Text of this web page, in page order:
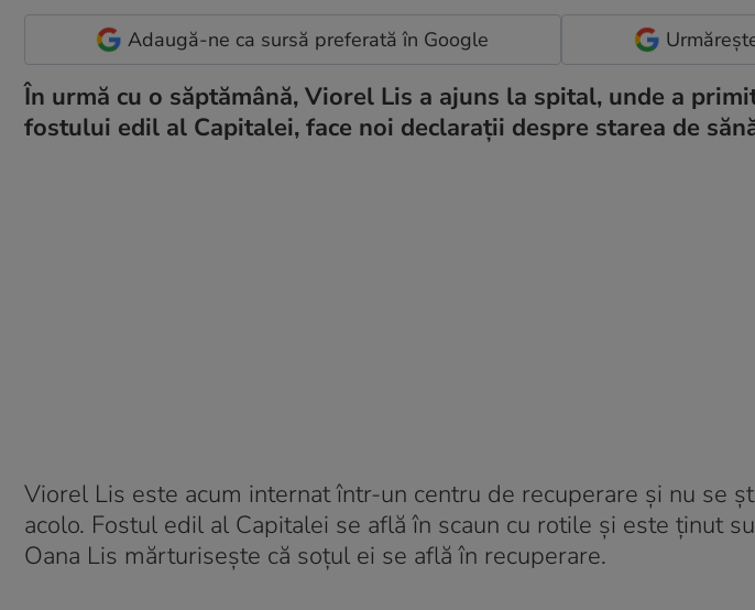
Adaugă-ne ca sursă preferată în Google
În urmă cu o săptămână, Viorel Lis a ajuns la spital, unde a
fostului edil al Capitalei, face noi declarații despre starea de
Viorel Lis este acum internat într-un centru de recuperare și nu se
acolo. Fostul edil al Capitalei se află în scaun cu rotile și este ținut
Oana Lis mărturisește că soțul ei se află în recuperare.